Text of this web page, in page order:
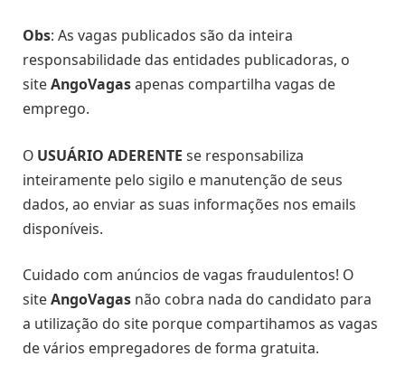
Obs: As vagas publicados são da inteira
responsabilidade das entidades publicadoras, o
siteAngoVagasapenas compartilha vagas de
emprego.
O USUÁRIO ADERENTE se responsabiliza
inteiramente pelo sigilo e manutenção de seus
dados, ao enviar as suas informações nos emails
disponíveis.
Cuidado com anúncios de vagas fraudulentos! O
siteAngoVagas não cobra nada do candidato para
a utilização do site porque compartihamos as vagas
de vários empregadores de forma gratuita.